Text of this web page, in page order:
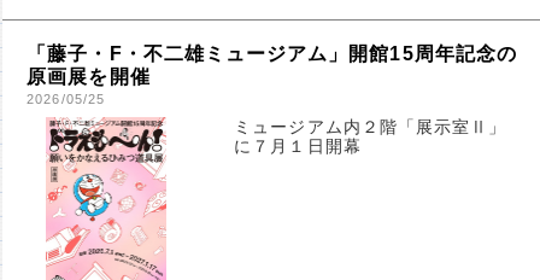
「藤子・F・不二雄ミュージアム」開館15周年記念の
原画展を開催
2026/05/25
ミュージアム内２階「展示室Ⅱ」
に７月１日開幕